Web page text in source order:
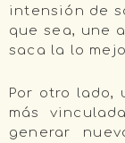
intensión de
que sea, une
saca la lo
Por otro lado,
más
generar